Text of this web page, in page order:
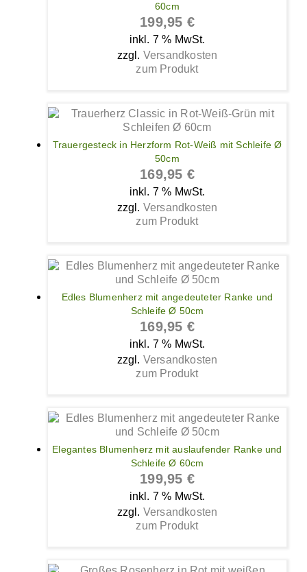
60cm
199,95 €
inkl. 7 % MwSt.
zzgl. Versandkosten
zum Produkt
Trauergesteck in Herzform Rot-Weiß mit Schleife Ø
50cm
169,95 €
inkl. 7 % MwSt.
zzgl. Versandkosten
zum Produkt
Edles Blumenherz mit angedeuteter Ranke und
Schleife Ø 50cm
169,95 €
inkl. 7 % MwSt.
zzgl. Versandkosten
zum Produkt
Elegantes Blumenherz mit auslaufender Ranke und
Schleife Ø 60cm
199,95 €
inkl. 7 % MwSt.
zzgl. Versandkosten
zum Produkt